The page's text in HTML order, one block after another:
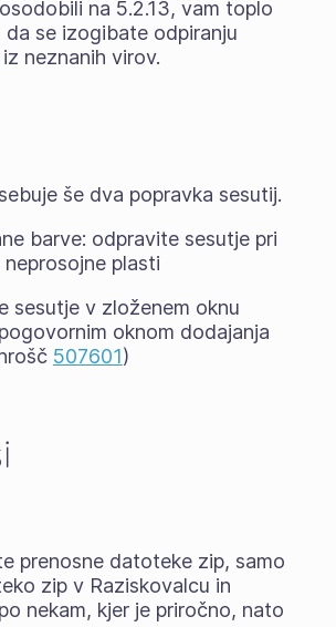
na 5.2.13, vam toplo
da se izogibate odpiranju
neznanih virov.
še dva popravka sesutij.
barve: odpravite sesutje pri
plasti
sesutje v zloženem oknu
oknom dodajanja
507601)
prenosne datoteke zip, samo
zip v Raziskovalcu in
nekam, kjer je priročno, nato